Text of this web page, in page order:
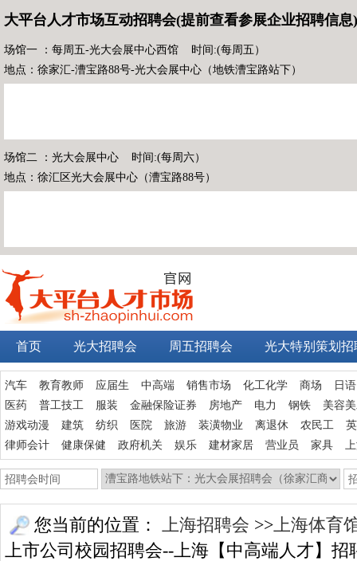
大平台人才市场互动招聘会(提前查看参展企业招聘信息)
场馆一 ：每周五-光大会展中心西馆 时间:(每周五）
地点：徐家汇-漕宝路88号-光大会展中心（地铁漕宝路站下）
场馆二 ：光大会展中心 时间:(每周六）
地点：徐汇区光大会展中心（漕宝路88号）
首页 光大招聘会 周五招聘会 光大特别策划招
汽车 教育教师 应届生 中高端 销售市场 化工化学 商场
日
医药
普工技工 服装 金融保险证券 房地产 电力 钢铁
美容
游戏动漫
建筑 纺织 医院 旅游 装潢物业 离退休 农民工
律师会计
健康保健 政府机关 娱乐 建材家居 营业员 家具
您当前的位置： 上海招聘会 >>上海体育
上市公司校园招聘会--上海【中高端人才】招